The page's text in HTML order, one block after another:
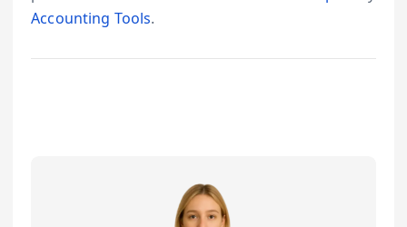
Accounting Tools.